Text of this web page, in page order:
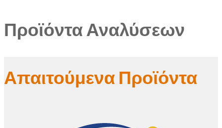
Προϊόντα Αναλύσεων
Απαιτούμενα Προϊόντα